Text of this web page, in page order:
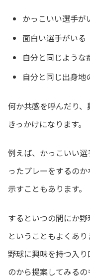
かっこいい選手が
面白い選手がいる
自分と同じような
自分と同じ出身地
何か共感を呼んだり
きっかけになります。
例えば、かっこいい
ったプレーをするの
示すこともあります。
するといつの間にか
ということもよくあり
野球に興味を持つ入
のから提案してみるの